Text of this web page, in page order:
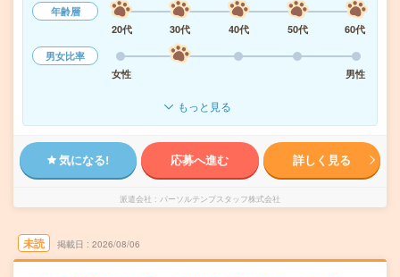
年齢層
20代
30代 40代 50代
60代
男女比率
女性
男性
もっと見る
気になる! 応募へ進む 詳しく見る
派遣会社 パーソルテンプスタッフ株式会社
未読 掲載日 2026/08/06